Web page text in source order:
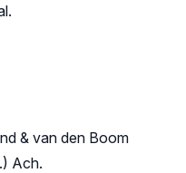
& van den Boom
Ach.